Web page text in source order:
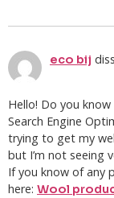
eco bij
Hello! Do you
Search Engine
trying to get my
but I’m not seeing
If you know of any
here: Wool